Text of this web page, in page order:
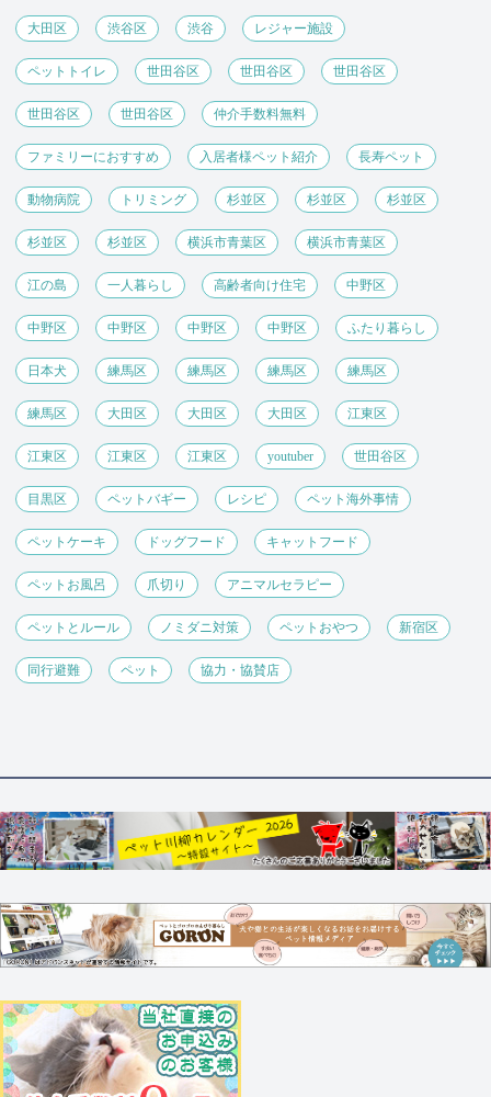
大田区 渋谷区 渋谷 レジャー施設
ペットトイレ 世田谷区 世田谷区 世田谷区
世田谷区 世田谷区 仲介手数料無料
ファミリーにおすすめ 入居者様ペット紹介 長寿ペット
動物病院 トリミング 杉並区 杉並区 杉並区
杉並区 杉並区 横浜市青葉区 横浜市青葉区
江の島 一人暮らし 高齢者向け住宅 中野区
中野区 中野区 中野区 中野区 ふたり暮らし
日本犬 練馬区 練馬区 練馬区 練馬区
練馬区 大田区 大田区 大田区 江東区
江東区 江東区 江東区 youtuber 世田谷区
目黒区 ペットバギー レシピ ペット海外事情
ペットケーキ ドッグフード キャットフード
ペットお風呂 爪切り アニマルセラピー
ペットとルール ノミダニ対策 ペットおやつ 新宿区
同行避難 ペット 協力・協賛店